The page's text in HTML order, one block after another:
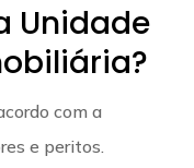
Unidade
com a
e peritos.